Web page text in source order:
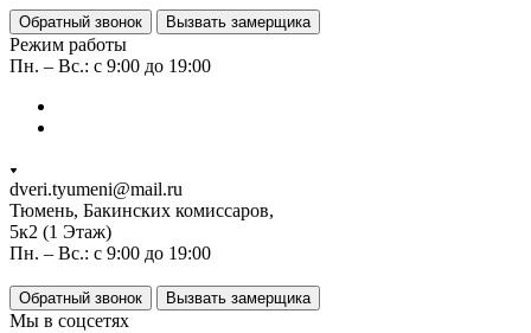
Обратный звонок Вызвать замерщика
Режим работы
Пн. – Вс.: с 9:00 до 19:00
dveri.tyumeni@mail.ru
Тюмень, Бакинских комиссаров,
5к2 (1 Этаж)
Пн. – Вс.: с 9:00 до 19:00
Обратный звонок Вызвать замерщика
Мы в соцсетях